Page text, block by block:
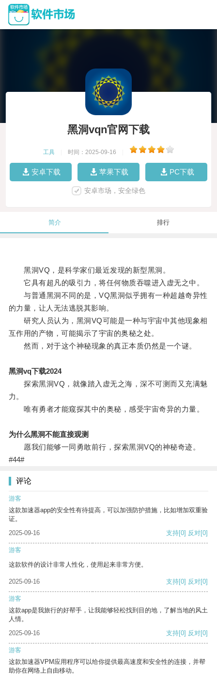
黑洞vqn官网下载
工具 时间：2025-09-16
安卓下载 苹果下载 PC下载
安卓市场，安全绿色
简介 排行
黑洞VQ，是科学家们最近发现的新型黑洞。
它具有超凡的吸引力，将任何物质吞噬进入虚无之中。
与普通黑洞不同的是，VQ黑洞似乎拥有一种超越奇异性
的力量，让人无法逃脱其影响。
研究人员认为，黑洞VQ可能是一种与宇宙中其他现象相
互作用的产物，可能揭示了宇宙的奥秘之处。
然而，对于这个神秘现象的真正本质仍然是一个谜。
黑洞vq下载2024
探索黑洞VQ，就像踏入虚无之海，深不可测而又充满魅
力。
唯有勇者才能窥探其中的奥秘，感受宇宙奇异的力量。
为什么黑洞不能直接观测
愿我们能够一同勇敢前行，探索黑洞VQ的神秘奇迹。
#44#
评论
游客
这款加速器app的安全性有待提高，可以加强防护措施，比如增加双重验
证。
2025-09-16
支持[0] 反对[0]
游客
这款软件的设计非常人性化，使用起来非常方便。
2025-09-16 支持[0] 反对[0]
游客
这款app是我旅行的好帮手，让我能够轻松找到目的地，了解当地的风土
人情。
2025-09-16
支持[0] 反对[0]
游客
这款加速器VPM应用程序可以给你提供最高速度和安全性的连接，并帮
助你在网络上自由移动。